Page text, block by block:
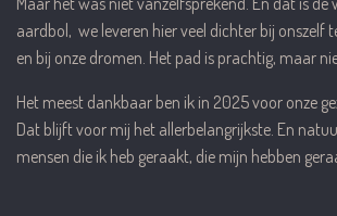
aardbol, we leveren hier veel dichter bij onszelf
en bij onze dromen. Het pad is prachtig, maar
Het meest dankbaar ben ik in 2025 voor onze
Dat blijft voor mij het allerbelangrijkste. En
mensen die ik heb geraakt, die mijn hebben